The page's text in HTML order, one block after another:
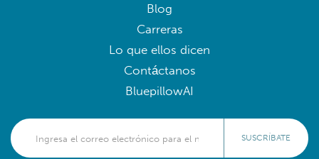
Blog
Carreras
Lo que ellos dicen
Contáctanos
BluepillowAI
SUSCRÍBATE